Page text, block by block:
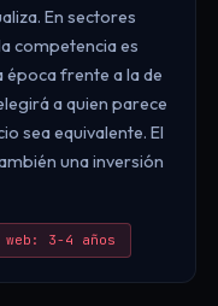
En sectores
competencia es
época frente a la de
a quien parece
sea equivalente. El
una inversión
3-4 años